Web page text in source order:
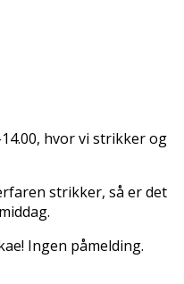
hvor vi strikker og
strikker, så er det
Ingen påmelding.